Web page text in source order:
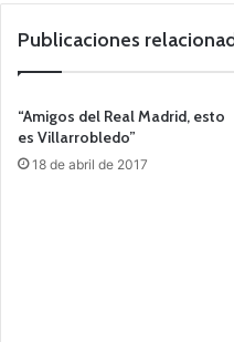
Publicaciones
“Amigos del Real Madrid, esto
es Villarrobledo”
18 de abril de 2017